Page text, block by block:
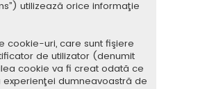
utilizează orice informaţie
cookie-uri, care sunt fişiere
de utilizator (denumit
cookie va fi creat odată ce
dumneavoastră de